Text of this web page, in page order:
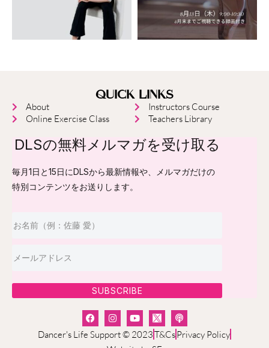
QUICK LINKS
About
Online Exercise Class
Instructors Course
Teachers Library
DLSの無料メルマガを受け取る
毎月1日と15日にDLSから最新情報や、メルマガだけの
特別コンテンツをお送りします。
SUBSCRIBE
Dancer's Life Support © 2023T&CsPrivacy Policy